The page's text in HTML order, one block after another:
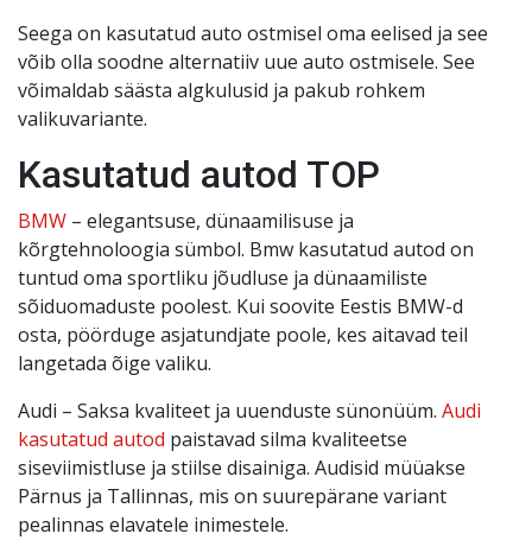
Seega on kasutatud auto ostmisel oma eelised ja see
võib olla soodne alternatiiv uue auto ostmisele. See
võimaldab säästa algkulusid ja pakub rohkem
valikuvariante.
Kasutatud autod TOP
BMW – elegantsuse, dünaamilisuse ja
kõrgtehnoloogia sümbol. Bmw kasutatud autod on
tuntud oma sportliku jõudluse ja dünaamiliste
sõiduomaduste poolest. Kui soovite Eestis BMW-d
osta, pöörduge asjatundjate poole, kes aitavad teil
langetada õige valiku.
Audi – Saksa kvaliteet ja uuenduste sünonüüm. Audi
kasutatud autod paistavad silma kvaliteetse
siseviimistluse ja stiilse disainiga. Audisid müüakse
Pärnus ja Tallinnas, mis on suurepärane variant
pealinnas elavatele inimestele.